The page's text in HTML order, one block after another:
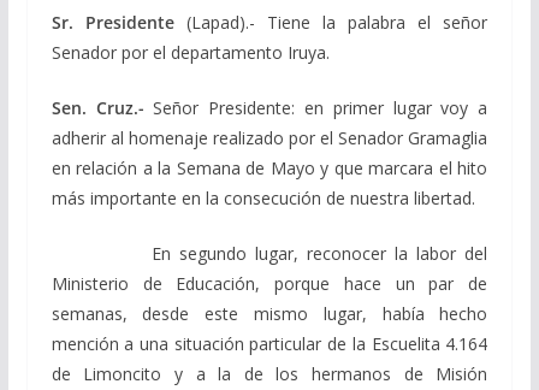
Sr. Presidente (Lapad).- Tiene la palabra el señor
Senador por el departamento Iruya.
Sen. Cruz.-Señor Presidente: en primer lugar voy a
adherir al homenaje realizado por el Senador Gramaglia
en relación a la Semana de Mayo y que marcara el hito
más importante en la consecución de nuestra libertad.
En segundo lugar, reconocer la labor del
Ministerio de Educación, porque hace un par de
semanas, desde este mismo lugar, había hecho
mención a una situación particular de la Escuelita 4.164
de Limoncito y a la de los hermanos de Misión